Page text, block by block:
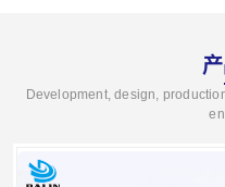
Development, design,